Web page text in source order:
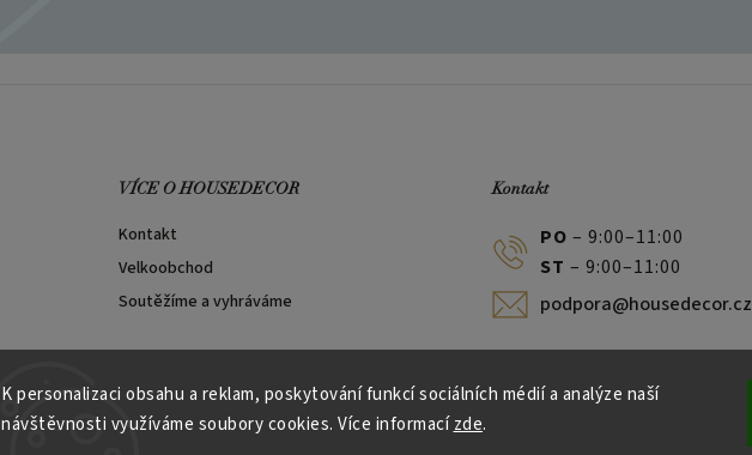
K personalizaci obsahu a reklam, poskytování funkcí sociálních médií a analýze naší
návštěvnosti využíváme soubory cookies. Více informacízde.
VÍCE O HOUSEDECOR
Kontakt
Velkoobchod
Soutěžíme a vyhráváme
Kontakt
PO – 9:00–11:00
ST – 9:00–11:00
podpora@housedecor.cz